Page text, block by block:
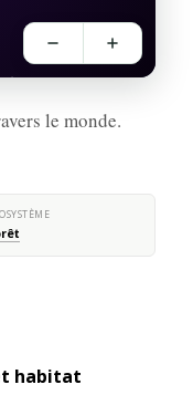
le monde.
habitat